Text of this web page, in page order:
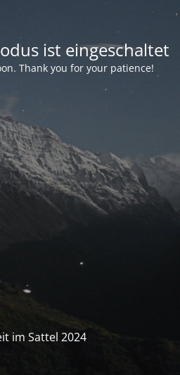
ist eingeschaltet
Thank you for your patience!
im Sattel 2024